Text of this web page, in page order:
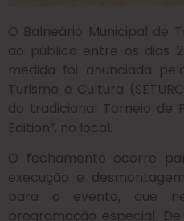
O Balneário Municipal de
ao público entre os dias
medida foi anunciada
Turismo e Cultura
do tradicional Torneio de
Edition”, no local.
O fechamento ocorre
execução e
para o evento, que
programação especial.